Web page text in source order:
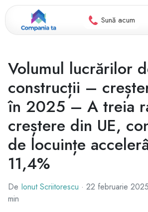
Sună acum
Volumul lucrărilor
construcții –
în 2025 – A treia
creștere din UE,
de locuințe
11,4%
De Ionut Scriitorescu · 22 februarie 2025
min